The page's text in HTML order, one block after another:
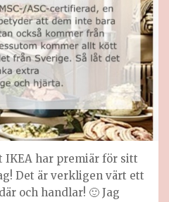
IKEA har premiär för sitt
Det är verkligen värt ett
och handlar! 🙂 Jag